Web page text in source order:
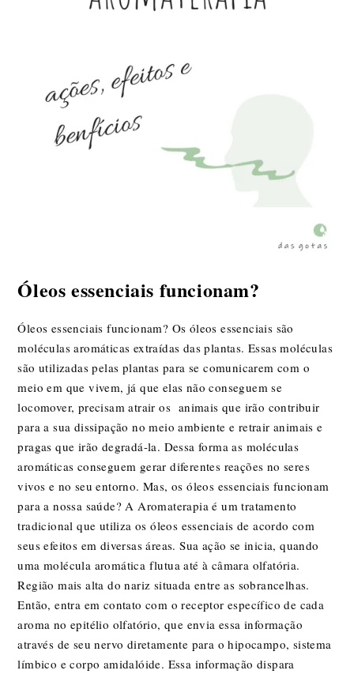
Óleos essenciais funcionam?
Óleos essenciais funcionam? Os óleos essenciais são
moléculas aromáticas extraídas das plantas. Essas moléculas
são utilizadas pelas plantas para se comunicarem com o
meio em que vivem, já que elas não conseguem se
locomover, precisam atrair os animais que irão contribuir
para a sua dissipação no meio ambiente e retrair animais e
pragas que irão degradá-la. Dessa forma as moléculas
aromáticas conseguem gerar diferentes reações no seres
vivos e no seu entorno. Mas, os óleos essenciais funcionam
para a nossa saúde? A Aromaterapia é um tratamento
tradicional que utiliza os óleos essenciais de acordo com
seus efeitos em diversas áreas. Sua ação se inicia, quando
uma molécula aromática flutua até à câmara olfatória.
Região mais alta do nariz situada entre as sobrancelhas.
Então, entra em contato com o receptor específico de cada
aroma no epitélio olfatório, que envia essa informação
através de seu nervo diretamente para o hipocampo, sistema
límbico e corpo amidalóide. Essa informação dispara